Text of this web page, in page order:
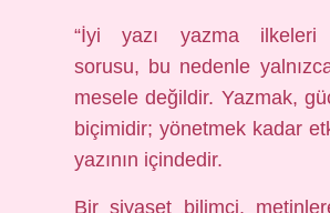
“İyi yazı yazma ilkeleri
sorusu, bu nedenle
mesele değildir. Yazmak,
biçimidir; yönetmek kadar
yazının içindedir.
Bir siyaset bilimci,